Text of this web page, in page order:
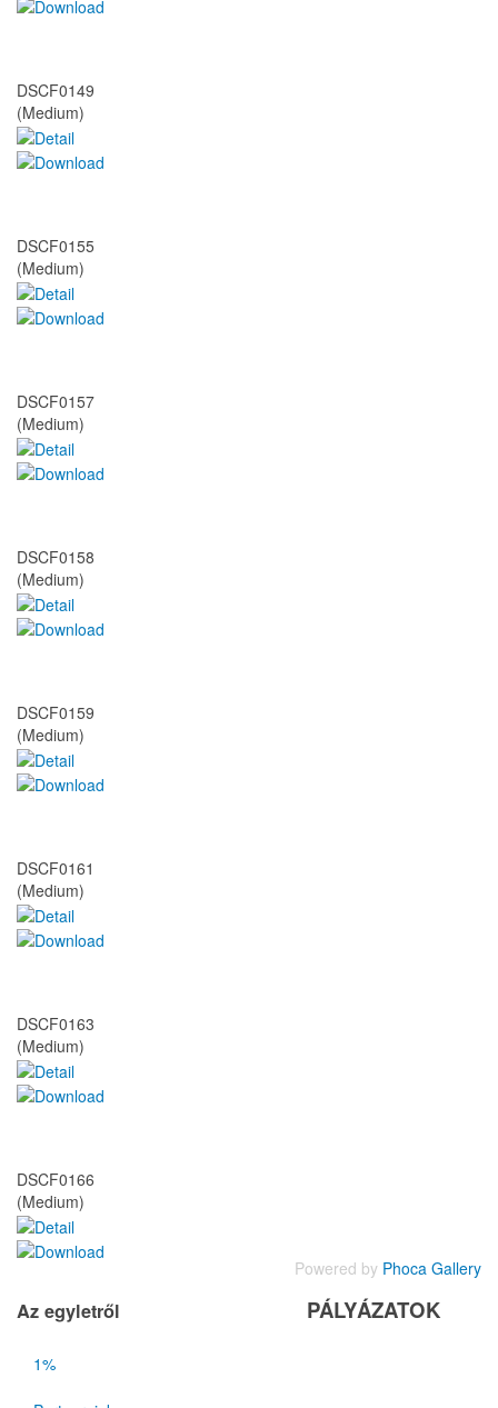
DSCF0149
(Medium)
DSCF0155
(Medium)
DSCF0157
(Medium)
DSCF0158
(Medium)
DSCF0159
(Medium)
DSCF0161
(Medium)
DSCF0163
(Medium)
DSCF0166
(Medium)
Powered by Phoca Gallery
Az egyletről
1%
PÁLYÁZATOK